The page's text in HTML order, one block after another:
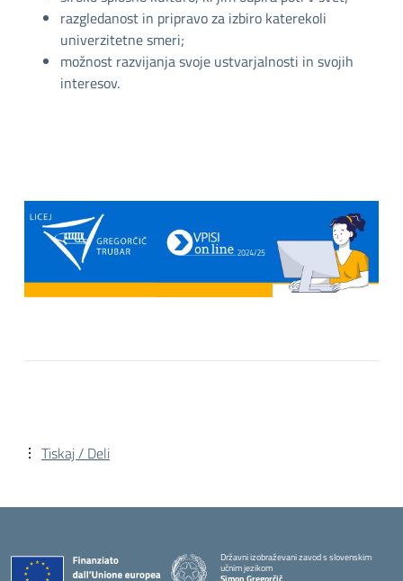
razgledanost in pripravo za izbiro katerekoli
univerzitetne smeri;
možnost razvijanja svoje ustvarjalnosti in svojih
interesov.
Tiskaj / Deli
Državni izobraževani zavod s slovenskim
učnim jezikom